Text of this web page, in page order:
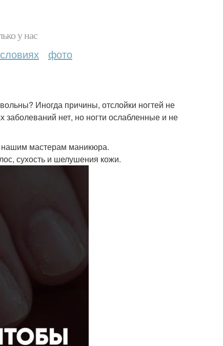
у нас
фото
Иногда причины, отслойки ногтей не
нет, но ногти ослабленные и не
нашим мастерам маникюра.
сухость и шелушения кожи.